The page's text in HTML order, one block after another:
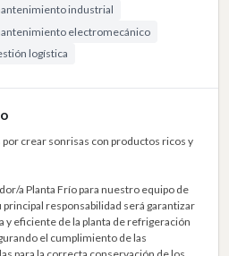
industrial
electromecánico
logística
por crear sonrisas con productos ricos y
a Planta Frío para nuestro equipo de
responsabilidad será garantizar
y eficiente de la planta de refrigeración
el cumplimiento de las